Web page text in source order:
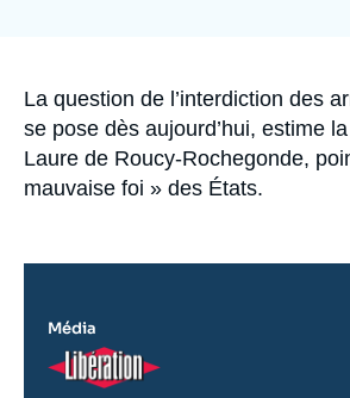
Accroche
La question de l’interdiction des
se pose dès aujourd’hui, estime
Laure de Roucy-Rochegonde,
mauvaise foi » des États.
Média
Logo